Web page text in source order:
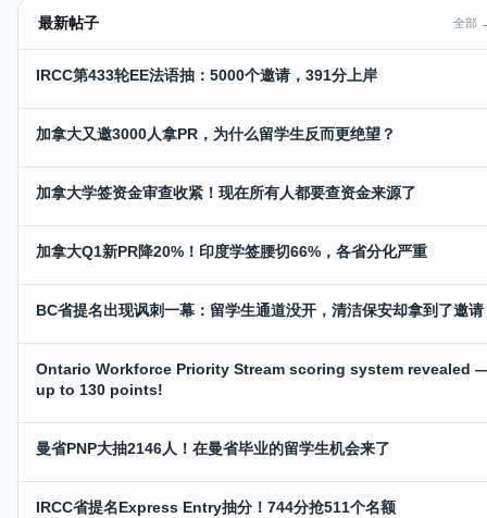
最新帖子 全部
IRCC第433轮EE法语抽：5000个邀请，391分上岸
加拿大又邀3000人拿PR，为什么留学生反而更绝望？
加拿大学签资金审查收紧！现在所有人都要查资金来源了
加拿大Q1新PR降20%！印度学签腰切66%，各省分化严重
BC省提名出现讽刺一幕：留学生通道没开，清洁保安却拿到了邀请
Ontario Workforce Priority Stream scoring system revealed
up to 130 points!
曼省PNP大抽2146人！在曼省毕业的留学生机会来了
IRCC省提名Express Entry抽分！744分抢511个名额